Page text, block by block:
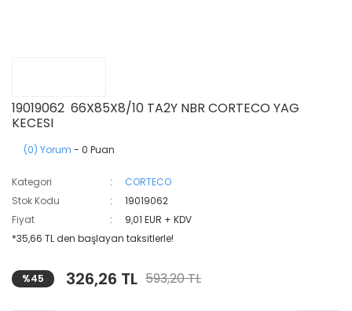
19019062 66X85X8/10 TA2Y NBR CORTECO YAG
KECESI
(0) Yorum - 0 Puan
Kategori
CORTECO
Stok Kodu
19019062
Fiyat
9,01 EUR + KDV
*35,66 TL den başlayan taksitlerle!
%45 326,26 TL 593,20 TL